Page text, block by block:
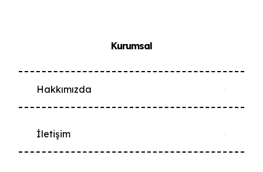
Kurumsal
Hakkımızda
İletişim